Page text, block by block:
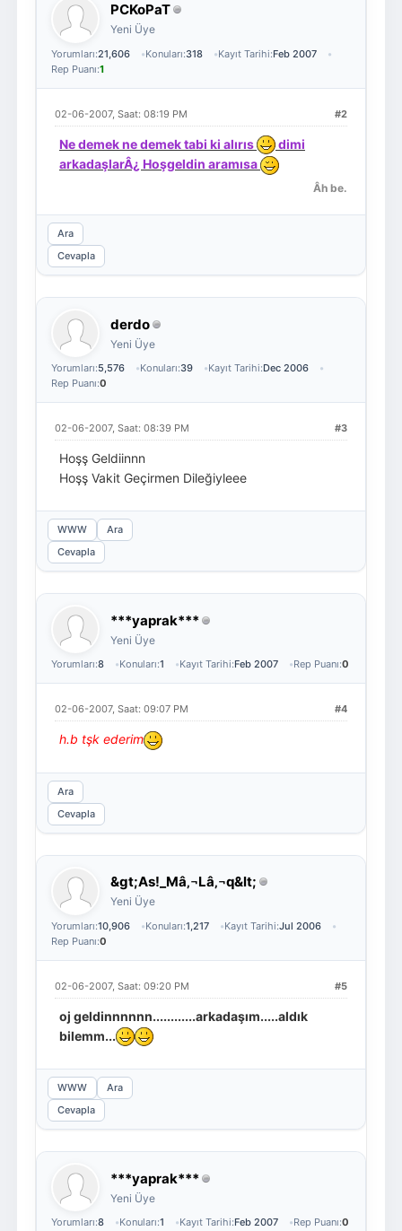
PCKoPaT
Yeni Üye
Yorumları:21,606 Konuları:318 Kayıt Tarihi:Feb 2007
Rep Puanı:1
#2
02-06-2007, Saat: 08:19 PM
Ne demek ne demek tabi ki alırıs
dimi
arkadaşlarÂ¿ Hoşgeldin aramısa
Âh be.
Ara
Cevapla
derdo
Yeni Üye
Yorumları:5,576 Konuları:39 Kayıt Tarihi:Dec 2006
Rep Puanı:0
#3
02-06-2007, Saat: 08:39 PM
Hoşş Geldiinnn
Hoşş Vakit Geçirmen Dileğiyleee
WWW
Ara
Cevapla
***yaprak***
Yeni Üye
Yorumları:8 Konuları:1 Kayıt Tarihi:Feb 2007 Rep Puanı:0
#4
02-06-2007, Saat: 09:07 PM
h.b tşk ederim
Ara
Cevapla
&gt;As!_Mâ‚¬Lâ‚¬q&lt;
Yeni Üye
Yorumları:10,906 Konuları:1,217 Kayıt Tarihi:Jul 2006
Rep Puanı:0
#5
02-06-2007, Saat: 09:20 PM
oj geldinnnnnn............arkadaşım.....aldık
bilemm...
WWW
Ara
Cevapla
***yaprak***
Yeni Üye
Yorumları:8 Konuları:1 Kayıt Tarihi:Feb 2007 Rep Puanı:0